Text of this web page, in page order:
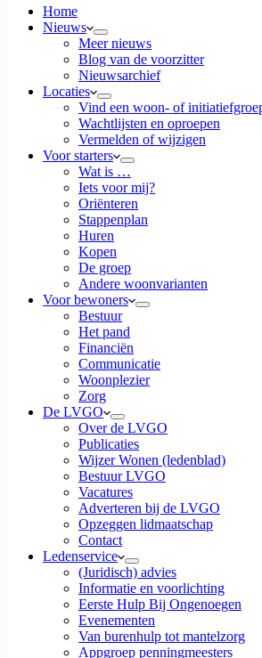
Home
Nieuws
Meer nieuws
Blog van de voorzitter
Nieuwsarchief
Locaties
Vind een woon- of
Wachtlijsten en oproepen
Vermelden of wijzigen
Voor starters
Wat is …
Iets voor mij?
Oriënteren
Stappenplan
Huren
Kopen
De groep
Andere woonvarianten
Voor bewoners
Bestuur
Het pand
Financiën
Communicatie
Woonplezier
Zorg
De LVGO
Over de LVGO
Publicaties
Wijzer Wonen (ledenblad)
Bestuur LVGO
Vacatures
Adverteren bij de LVGO
Opzeggen lidmaatschap
Contact
Ledenservice
(Juridisch) advies
Informatie en voorlichting
Eerste Hulp Bij Ongenoegen
Evenementen
Van burenhulp tot mantelzorg
Appgroep penningmeesters